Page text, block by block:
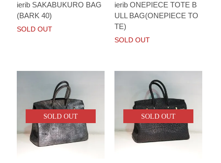
ierib SAKABUKURO BAG
(BARK 40)
SOLD OUT
ierib ONEPIECE TOTE B
ULL BAG(ONEPIECE TO
TE)
SOLD OUT
SOLD OUT SOLD OUT